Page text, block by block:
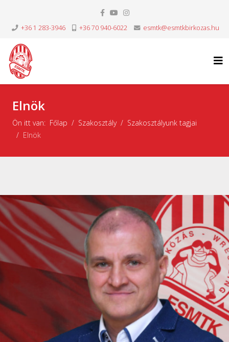
+36 1 283-3946 +36 70 940-6022 esmtk@esmtkbirkozas.hu
Elnök
Ön itt van: Főlap Szakosztály
Szakosztályunk tagjai
Elnök